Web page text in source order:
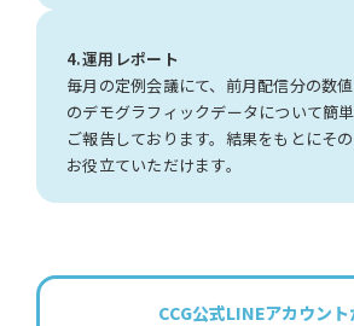
4.運用レポート
毎月の定例会議にて、前月配信分の数
のデモグラフィックデータについて簡
ご報告しております。結果をもとにそ
お役立ていただけます。
CCG公式LINEアカウント